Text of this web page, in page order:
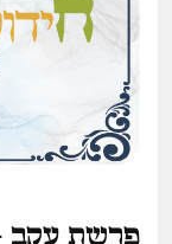
פרשת עקב